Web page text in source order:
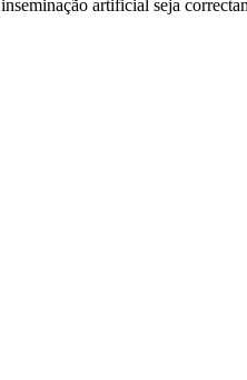
artificial seja